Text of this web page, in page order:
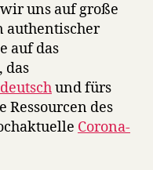
uns auf große
authentischer
auf das
, das
und fürs
Ressourcen des
Corona-